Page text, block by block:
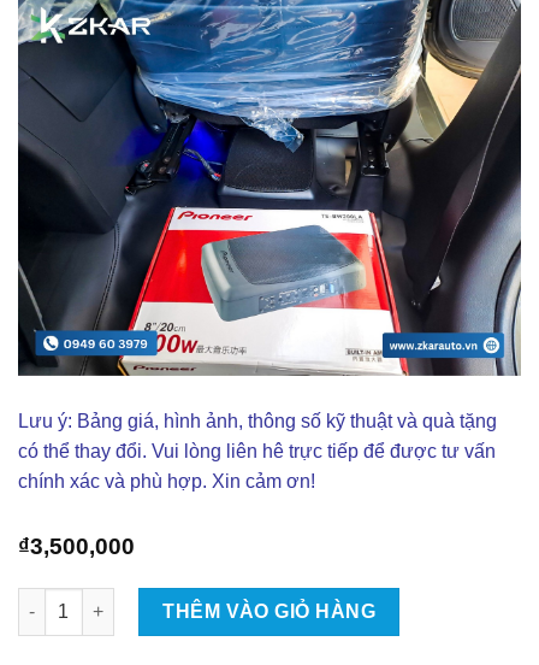
Lưu ý: Bảng giá, hình ảnh, thông số kỹ thuật và quà tặng
có thể thay đổi. Vui lòng liên hê trực tiếp để được tư vấn
chính xác và phù hợp. Xin cảm ơn!
₫3,500,000
Lắp Loa Sup Gầm Ghế Cho Xe Mitsubishi Xpander 2023 - Giá
THÊM VÀO GIỎ HÀNG